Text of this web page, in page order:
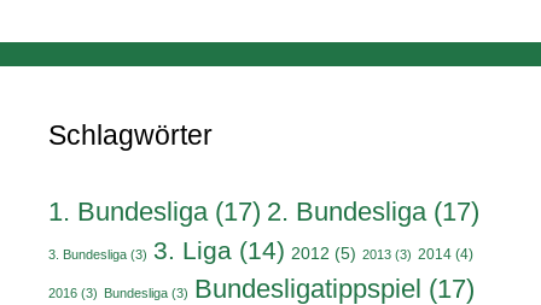
Schlagwörter
1. Bundesliga(17) 2. Bundesliga(17)
3. Bundesliga (3) 3. Liga (14) 2012 (5) 2013 (3) 2014 (4)
2016 (3) Bundesliga (3) Bundesligatippspiel (17)